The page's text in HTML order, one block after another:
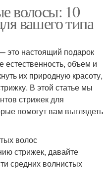
волосы: 10
вашего типа
настоящий подарок
объем и
их природную красоту,
В этой статье мы
стрижек для
помогут вам выглядеть
волос
стрижек, давайте
средних волнистых